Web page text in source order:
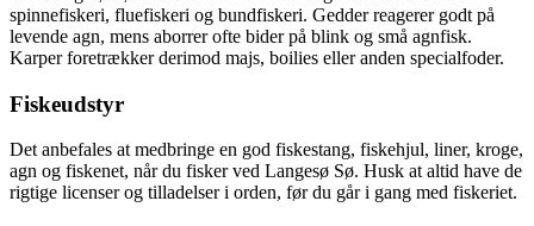
spinnefiskeri, fluefiskeri og bundfiskeri. Gedder reagerer godt på
levende agn, mens aborrer ofte bider på blink og små agnfisk.
Karper foretrækker derimod majs, boilies eller anden specialfoder.
Fiskeudstyr
Det anbefales at medbringe en god fiskestang, fiskehjul, liner, kroge,
agn og fiskenet, når du fisker ved Langesø Sø. Husk at altid have de
rigtige licenser og tilladelser i orden, før du går i gang med fiskeriet.